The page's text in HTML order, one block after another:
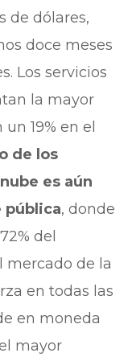
de dólares,
doce meses
Los servicios
la mayor
19% en el
de los
es aún
pública, donde
del
mercado de la
en todas las
en moneda
mayor